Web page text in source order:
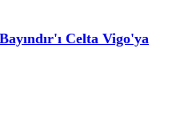
Celta Vigo'ya